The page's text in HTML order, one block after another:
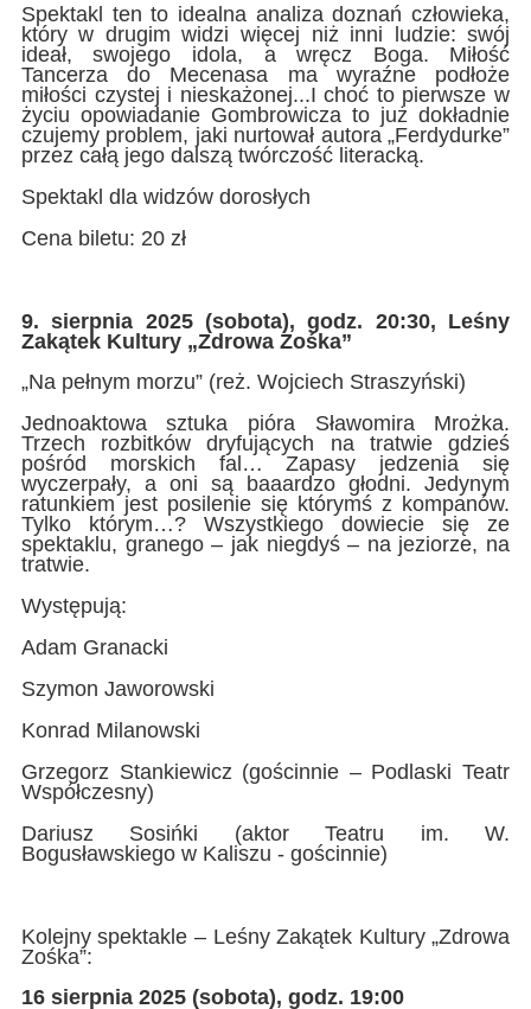
Spektakl ten to idealna analiza doznań człowieka,
który w drugim widzi więcej niż inni ludzie: swój
ideał, swojego idola, a wręcz Boga. Miłość
Tancerza do Mecenasa ma wyraźne podłoże
miłości czystej i nieskażonej...I choć to pierwsze w
życiu opowiadanie Gombrowicza to już dokładnie
czujemy problem, jaki nurtował autora „Ferdydurke”
przez całą jego dalszą twórczość literacką.
Spektakl dla widzów dorosłych
Cena biletu: 20 zł
9. sierpnia 2025 (sobota), godz. 20:30, Leśny
Zakątek Kultury „Zdrowa Zośka”
„Na pełnym morzu” (reż. Wojciech Straszyński)
Jednoaktowa sztuka pióra Sławomira Mrożka.
Trzech rozbitków dryfujących na tratwie gdzieś
pośród morskich fal… Zapasy jedzenia się
wyczerpały, a oni są baaardzo głodni. Jedynym
ratunkiem jest posilenie się którymś z kompanów.
Tylko którym…? Wszystkiego dowiecie się ze
spektaklu, granego – jak niegdyś – na jeziorze, na
tratwie.
Występują:
Adam Granacki
Szymon Jaworowski
Konrad Milanowski
Grzegorz Stankiewicz (gościnnie – Podlaski Teatr
Współczesny)
Dariusz Sosińki (aktor Teatru im. W.
Bogusławskiego w Kaliszu - gościnnie)
Kolejny spektakle – Leśny Zakątek Kultury „Zdrowa
Zośka”:
16 sierpnia 2025 (sobota), godz. 19:00